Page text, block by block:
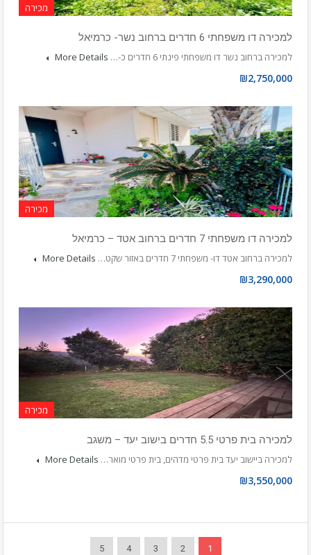
מכירה
למכירה דו משפחתי 6 חדרים ברחוב נשר- כרמיאל
למכירה ברחוב נשר דו משפחתי פינתי 6 חדרים כ-…
More Details
₪2,750,000
מכירה
למכירה דו משפחתי 7 חדרים ברחוב אטד – כרמיאל
למכירה ברחוב אטד דו- משפחתי 7 חדרים באזור שקט…
More Details
₪3,290,000
מכירה
למכירה בית פרטי 5.5 חדרים בישוב יעד – משגב
למכירה ביישוב יעד בית פרטי מדהים, בית פרטי מואר… More Details
₪3,550,000
1
2
3
4
5